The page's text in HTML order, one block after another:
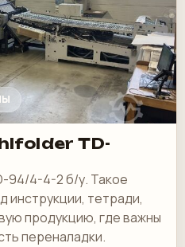
TD-
94/4-4-2 б/у. Такое
инструкции, тетради,
продукцию, где важны
переналадки.